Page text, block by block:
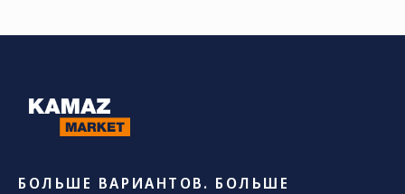
БОЛЬШЕ ВАРИАНТОВ. БОЛЬШЕ